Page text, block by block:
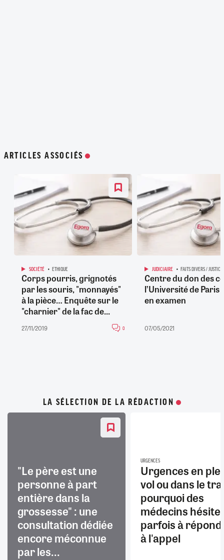
ARTICLES ASSOCIÉS
SOCIÉTÉ ETHIQUE
Corps pourris, grignotés
par les souris, "monnayés"
à la pièce… Enquête sur le
"charnier" de la fac de...
27/11/2019 0
JUDICIAIRE FAITS DIVERS / JUSTICE
Centre du don des
l’Université de Paris
en examen
07/05/2021
LA SÉLECTION DE LA RÉDACTION
"Le père est une
personne à part
entière dans la
grossesse" : une
consultation dédiée
encore méconnue
par les...
URGENCES
Urgences en
vol ou dans le
pourquoi des
médecins
parfois à
à l'appel